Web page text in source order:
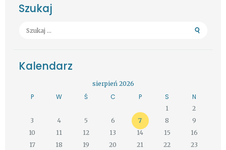
Szukaj
Szukaj:
Kalendarz
sierpień 2026
P W Ś C P S N
1
2
3
4 5 6 7 8
9
10
11 12 13 14 15
16
17
18 19 20 21 22
23